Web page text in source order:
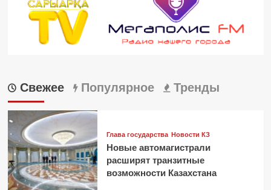
Свежее Популярное Тренды
Глава государства Новости КЗ
Новые автомагистрали
расширят транзитные
возможности Казахстана